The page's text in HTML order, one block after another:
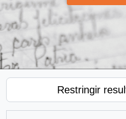
Restringir